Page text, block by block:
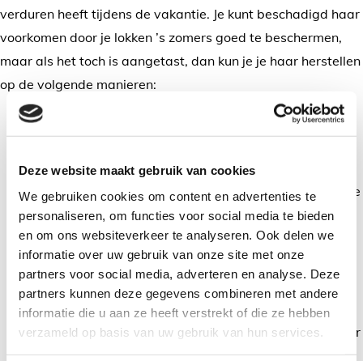
Deze website maakt gebruik van cookies
We gebruiken cookies om content en advertenties te
personaliseren, om functies voor social media te bieden
en om ons websiteverkeer te analyseren. Ook delen we
informatie over uw gebruik van onze site met onze
partners voor social media, adverteren en analyse. Deze
partners kunnen deze gegevens combineren met andere
informatie die u aan ze heeft verstrekt of die ze hebben
verzameld op basis van uw gebruik van hun services.
verduren heeft tijdens de vakantie. Je kunt beschadigd haar
voorkomen door je lokken ’s zomers goed te beschermen,
maar als het toch is aangetast, dan kun je je haar herstellen
op de volgende manieren:
Een hydraterend haarmasker is perfect om je
haarmasker werkt het beste op warm haar, dus neem
eerst een warme douche of föhn je haar op een warme
temperatuur. Is je haar extreem droog? Dan kun je de
kapper ook om een verzorgende haarkuur vragen.
Is je haarkleur vervaagd door de zon? Een nieuw
kleurtje frist je hele look op. Kies voor een spoeling die
niet te agressief is, zodat je haar niet verder
beschadigd raakt, en laat deze liefst aanbrengen door
een ervaren kapper.